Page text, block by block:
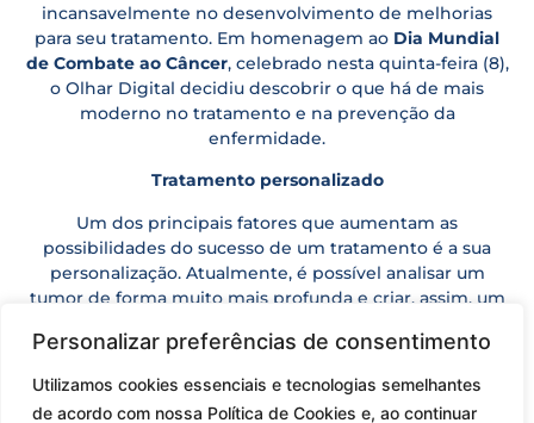
Personalizar preferências de consentimento
Utilizamos cookies essenciais e tecnologias semelhantes
de acordo com nossa Política de Cookies e, ao continuar
incansavelmente no desenvolvimento de melhorias
para seu tratamento. Em homenagem ao Dia Mundial
de Combate ao Câncer, celebrado nesta quinta-feira (8),
o Olhar Digital decidiu descobrir o que há de mais
moderno no tratamento e na prevenção da
enfermidade.
Tratamento personalizado
Um dos principais fatores que aumentam as
possibilidades do sucesso de um tratamento é a sua
personalização. Atualmente, é possível analisar um
tumor de forma muito mais profunda e criar, assim, um
Oncologia Clínica do HCor, detalhou os avanços
tecnológicos para o Olhar Digital. “Está se desvendando